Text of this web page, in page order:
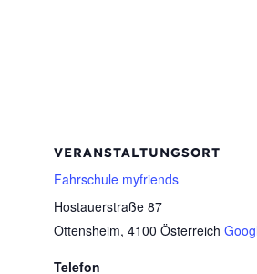
VERANSTALTUNGSORT
Fahrschule myfriends
Hostauerstraße 87
Ottensheim, 4100 Österreich
Telefon